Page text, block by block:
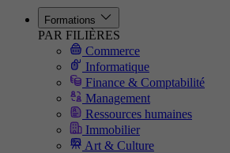
Formations
PAR FILIÈRES
Commerce
Informatique
Finance & Comptabilité
Management
Ressources humaines
Immobilier
Art & Culture